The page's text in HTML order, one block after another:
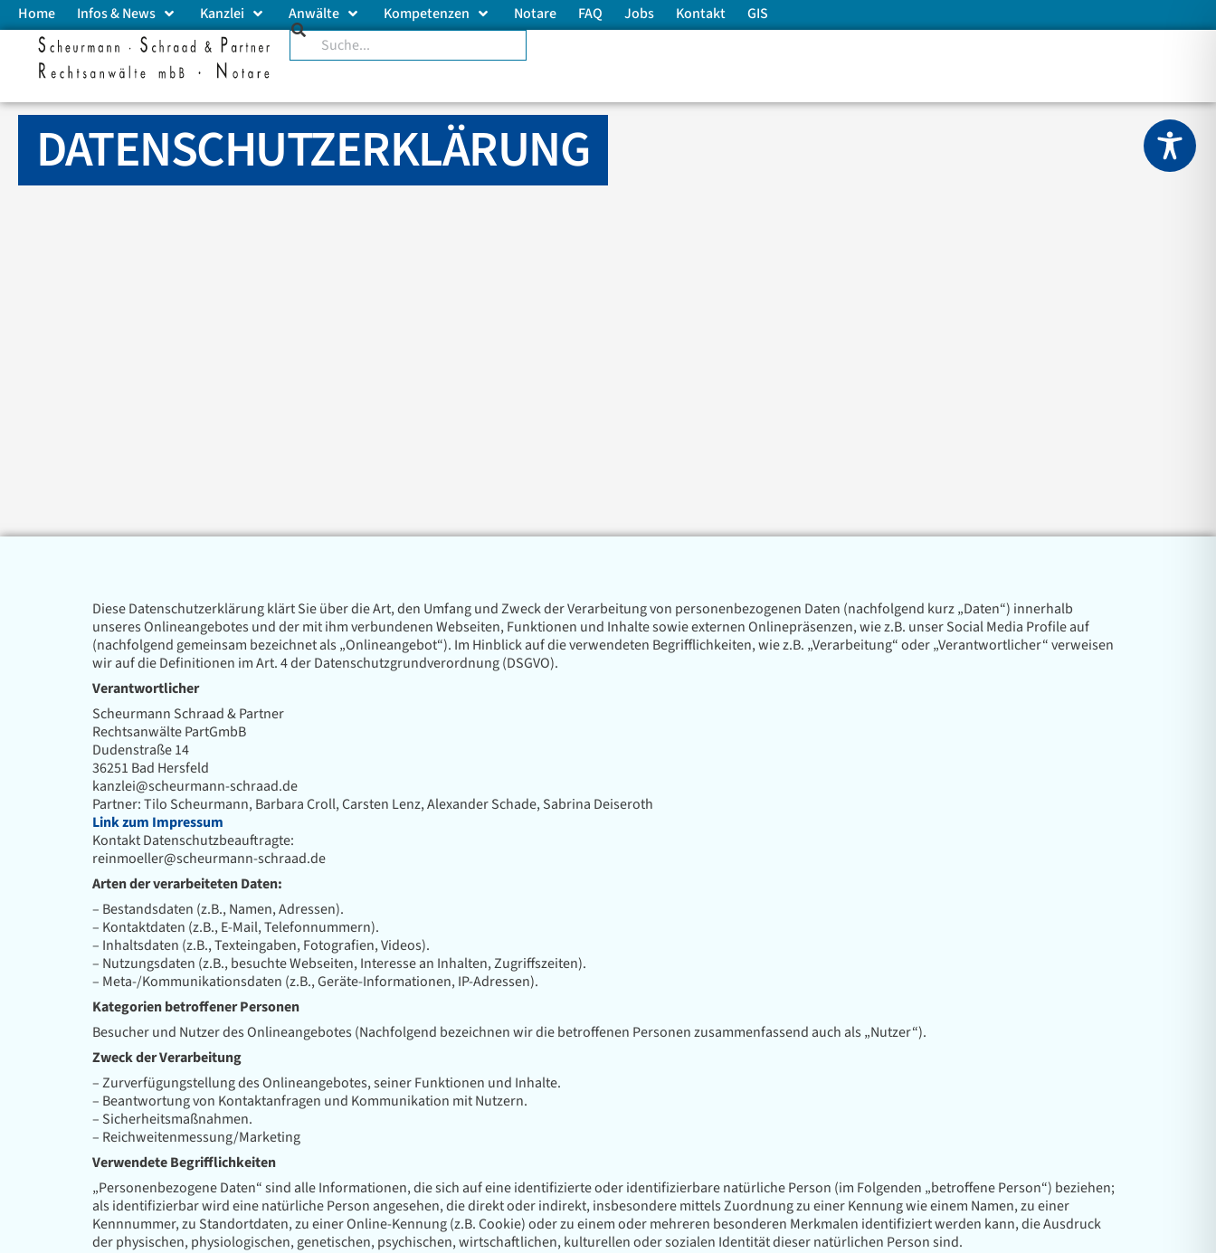
Home Infos & News Kanzlei Anwälte Kompetenzen Notare FAQ Jobs Kontakt GIS
DATENSCHUTZERKLÄRUNG
Diese Datenschutzerklärung klärt Sie über die Art, den Umfang und Zweck der Verarbeitung von personenbezogenen Daten (nachfolgend kurz „Daten“) innerhalb
unseres Onlineangebotes und der mit ihm verbundenen Webseiten, Funktionen und Inhalte sowie externen Onlinepräsenzen, wie z.B. unser Social Media Profile auf
(nachfolgend gemeinsam bezeichnet als „Onlineangebot“). Im Hinblick auf die verwendeten Begrifflichkeiten, wie z.B. „Verarbeitung“ oder „Verantwortlicher“ verweisen
wir auf die Definitionen im Art. 4 der Datenschutzgrundverordnung (DSGVO).
Verantwortlicher
Scheurmann Schraad & Partner
Rechtsanwälte PartGmbB
Dudenstraße 14
36251 Bad Hersfeld
kanzlei@scheurmann-schraad.de
Partner: Tilo Scheurmann, Barbara Croll, Carsten Lenz, Alexander Schade, Sabrina Deiseroth
Link zum Impressum
Kontakt Datenschutzbeauftragte:
reinmoeller@scheurmann-schraad.de
Arten der verarbeiteten Daten:
– Bestandsdaten (z.B., Namen, Adressen).
– Kontaktdaten (z.B., E-Mail, Telefonnummern).
– Inhaltsdaten (z.B., Texteingaben, Fotografien, Videos).
– Nutzungsdaten (z.B., besuchte Webseiten, Interesse an Inhalten, Zugriffszeiten).
– Meta-/Kommunikationsdaten (z.B., Geräte-Informationen, IP-Adressen).
Kategorien betroffener Personen
Besucher und Nutzer des Onlineangebotes (Nachfolgend bezeichnen wir die betroffenen Personen zusammenfassend auch als „Nutzer“).
Zweck der Verarbeitung
– Zurverfügungstellung des Onlineangebotes, seiner Funktionen und Inhalte.
– Beantwortung von Kontaktanfragen und Kommunikation mit Nutzern.
– Sicherheitsmaßnahmen.
– Reichweitenmessung/Marketing
Verwendete Begrifflichkeiten
„Personenbezogene Daten“ sind alle Informationen, die sich auf eine identifizierte oder identifizierbare natürliche Person (im Folgenden „betroffene Person“) beziehen;
als identifizierbar wird eine natürliche Person angesehen, die direkt oder indirekt, insbesondere mittels Zuordnung zu einer Kennung wie einem Namen, zu einer
Kennnummer, zu Standortdaten, zu einer Online-Kennung (z.B. Cookie) oder zu einem oder mehreren besonderen Merkmalen identifiziert werden kann, die Ausdruck
der physischen, physiologischen, genetischen, psychischen, wirtschaftlichen, kulturellen oder sozialen Identität dieser natürlichen Person sind.